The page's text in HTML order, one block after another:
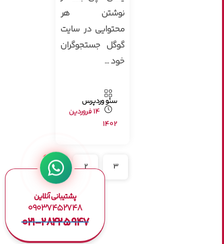
نوشتن هر
محتوایی در سایت
گوگل جستجوگران
خود ...
سئو وردپرس
14 فروردین
1402
1 2 3
…
پشتیبانی آنلاین
۰۹۰۳۷۴۵۲۷۴۸
۰۲۱-۲۸۴۲۵۹۴۷